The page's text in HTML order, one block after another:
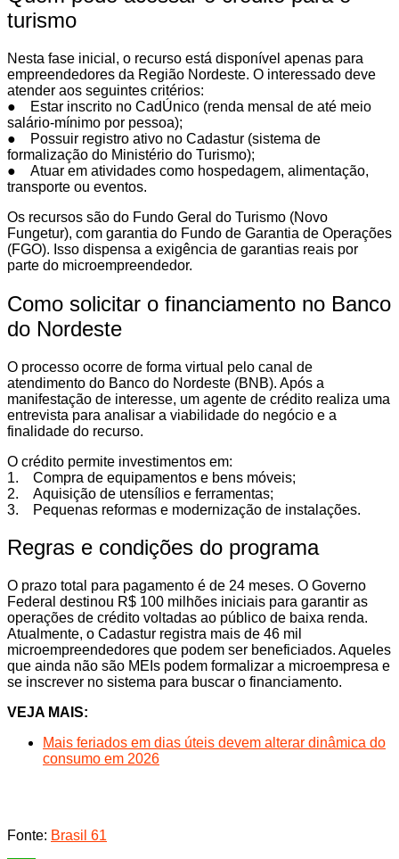
turismo
Nesta fase inicial, o recurso está disponível apenas para
empreendedores da Região Nordeste. O interessado deve
atender aos seguintes critérios:
● Estar inscrito no CadÚnico (renda mensal de até meio
salário-mínimo por pessoa);
● Possuir registro ativo no Cadastur (sistema de
formalização do Ministério do Turismo);
● Atuar em atividades como hospedagem, alimentação,
transporte ou eventos.
Os recursos são do Fundo Geral do Turismo (Novo
Fungetur), com garantia do Fundo de Garantia de Operações
(FGO). Isso dispensa a exigência de garantias reais por
parte do microempreendedor.
Como solicitar o financiamento no Banco
do Nordeste
O processo ocorre de forma virtual pelo canal de
atendimento do Banco do Nordeste (BNB). Após a
manifestação de interesse, um agente de crédito realiza uma
entrevista para analisar a viabilidade do negócio e a
finalidade do recurso.
O crédito permite investimentos em:
1. Compra de equipamentos e bens móveis;
2. Aquisição de utensílios e ferramentas;
3. Pequenas reformas e modernização de instalações.
Regras e condições do programa
O prazo total para pagamento é de 24 meses. O Governo
Federal destinou R$ 100 milhões iniciais para garantir as
operações de crédito voltadas ao público de baixa renda.
Atualmente, o Cadastur registra mais de 46 mil
microempreendedores que podem ser beneficiados. Aqueles
que ainda não são MEIs podem formalizar a microempresa e
se inscrever no sistema para buscar o financiamento.
VEJA MAIS:
Mais feriados em dias úteis devem alterar dinâmica do
consumo em 2026
Fonte: Brasil 61